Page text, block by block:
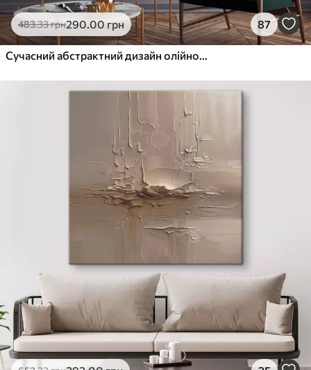
483.33грн290.00 грн 87
Сучасний абстрактний дизайн олійного живопису